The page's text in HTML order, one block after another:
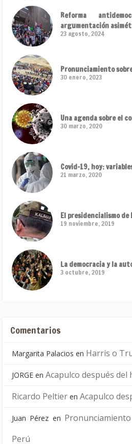
Reforma
argumentación
23 agosto, 2024
Pronunciamiento
30 enero, 2023
Una agenda sobre el
30 marzo, 2020
Covid-19, hoy:
21 marzo, 2020
El presidencialismo
19 noviembre, 2019
La democracia y la
3 octubre, 2019
Comentarios
Margarita Palacios en Harris o
JORGE en Acapulco después del
Ricardo Peltier en Acapulco
Juan Pérez en
Perú